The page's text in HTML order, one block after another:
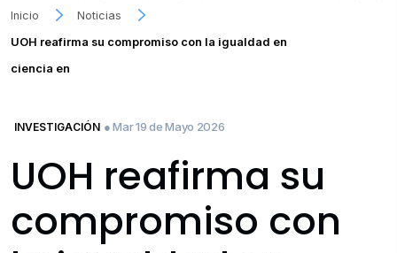
Inicio
Noticias
UOH reafirma su compromiso con la igualdad en
ciencia en
INVESTIGACIÓN ● Mar 19 de Mayo 2026
UOH reafirma su
compromiso con